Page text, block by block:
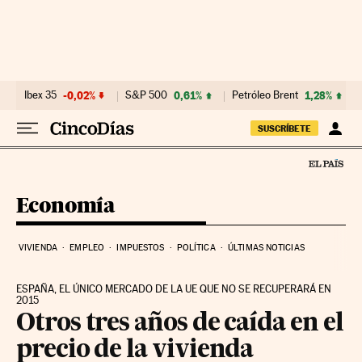
Ibex 35 -0,02% S&P 500 0,61% Petróleo Brent 1,28%
SUSCRÍBETE
Economía
VIVIENDA EMPLEO IMPUESTOS POLÍTICA ÚLTIMAS NOTICIAS
ESPAÑA, EL ÚNICO MERCADO DE LA UE QUE NO SE RECUPERARÁ EN
2015
Otros tres años de caída en el
precio de la vivienda